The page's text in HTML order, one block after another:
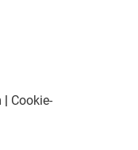
Cookie-